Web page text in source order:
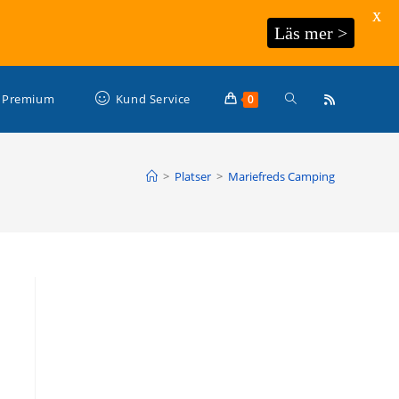
Premium Kund Service 0 Slå
> Platser > Mariefreds Camping
Läs mer >
X